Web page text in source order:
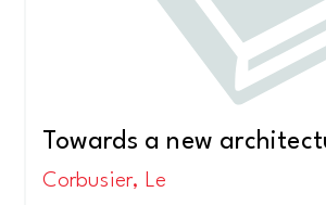
Towards a new
Corbusier, Le